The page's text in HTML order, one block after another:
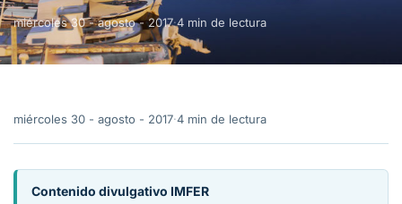
miércoles 30 - agosto - 2017·4 min de lectura
miércoles 30 - agosto - 2017·4 min de lectura
Contenido divulgativo IMFER